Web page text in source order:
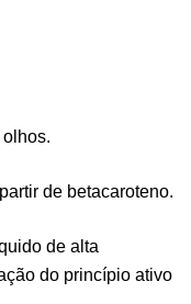
de betacaroteno.
de alta
do princípio ativo